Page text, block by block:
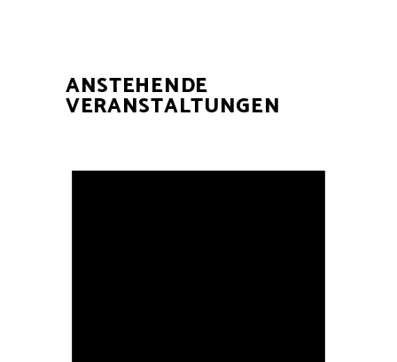
ANSTEHENDE
VERANSTALTUNGEN